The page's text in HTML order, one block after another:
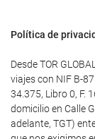
Política de
Desde TOR
viajes con NIF B-
34.375, Libro 0, F.
domicilio en Calle
adelante, TGT)